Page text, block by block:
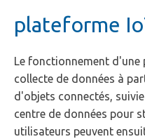
plateforme
Le fonctionnement
collecte de données à
d'objets connectés,
centre de données pour
utilisateurs peuvent